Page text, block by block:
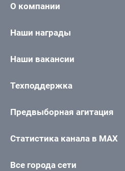
О компании
Наши награды
Наши вакансии
Техподдержка
Предвыборная агитация
Статистика канала в MAX
Все города сети